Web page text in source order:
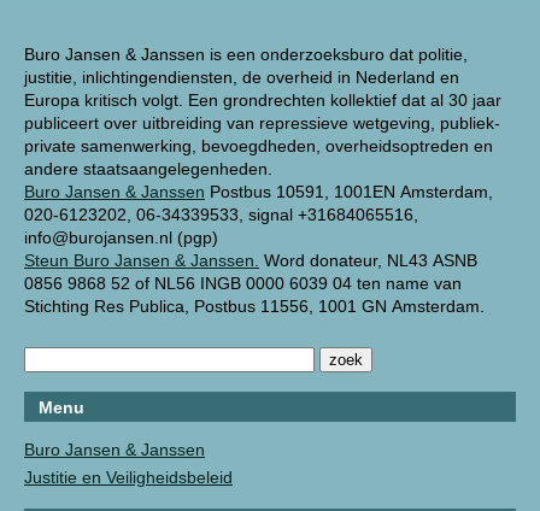
Buro Jansen & Janssen is een onderzoeksburo dat politie,
justitie, inlichtingendiensten, de overheid in Nederland en
Europa kritisch volgt. Een grondrechten kollektief dat al 30 jaar
publiceert over uitbreiding van repressieve wetgeving, publiek-
private samenwerking, bevoegdheden, overheidsoptreden en
andere staatsaangelegenheden.
Buro Jansen & Janssen Postbus 10591, 1001EN Amsterdam,
020-6123202, 06-34339533, signal +31684065516,
info@burojansen.nl (pgp)
Steun Buro Jansen & Janssen. Word donateur, NL43 ASNB
0856 9868 52 of NL56 INGB 0000 6039 04 ten name van
Stichting Res Publica, Postbus 11556, 1001 GN Amsterdam.
Menu
Buro Jansen & Janssen
Justitie en Veiligheidsbeleid